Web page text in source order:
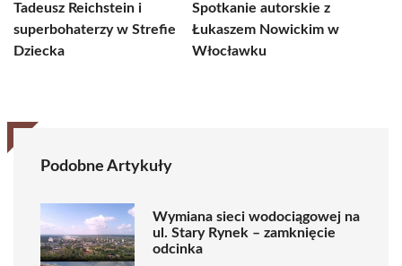
Tadeusz Reichstein i
superbohaterzy w Strefie
Dziecka
Spotkanie autorskie z
Łukaszem Nowickim w
Włocławku
Podobne Artykuły
Wymiana sieci wodociągowej na
ul. Stary Rynek – zamknięcie
odcinka